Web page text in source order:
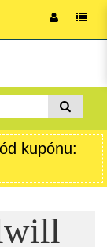
kupónu: